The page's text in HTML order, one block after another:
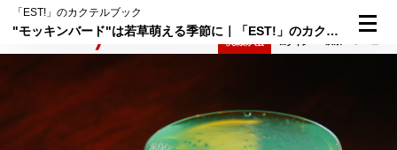
「EST!」のカクテルブック
"モッキンバード"は若草萌える季節に｜「EST!」のカクテルブック5杯目